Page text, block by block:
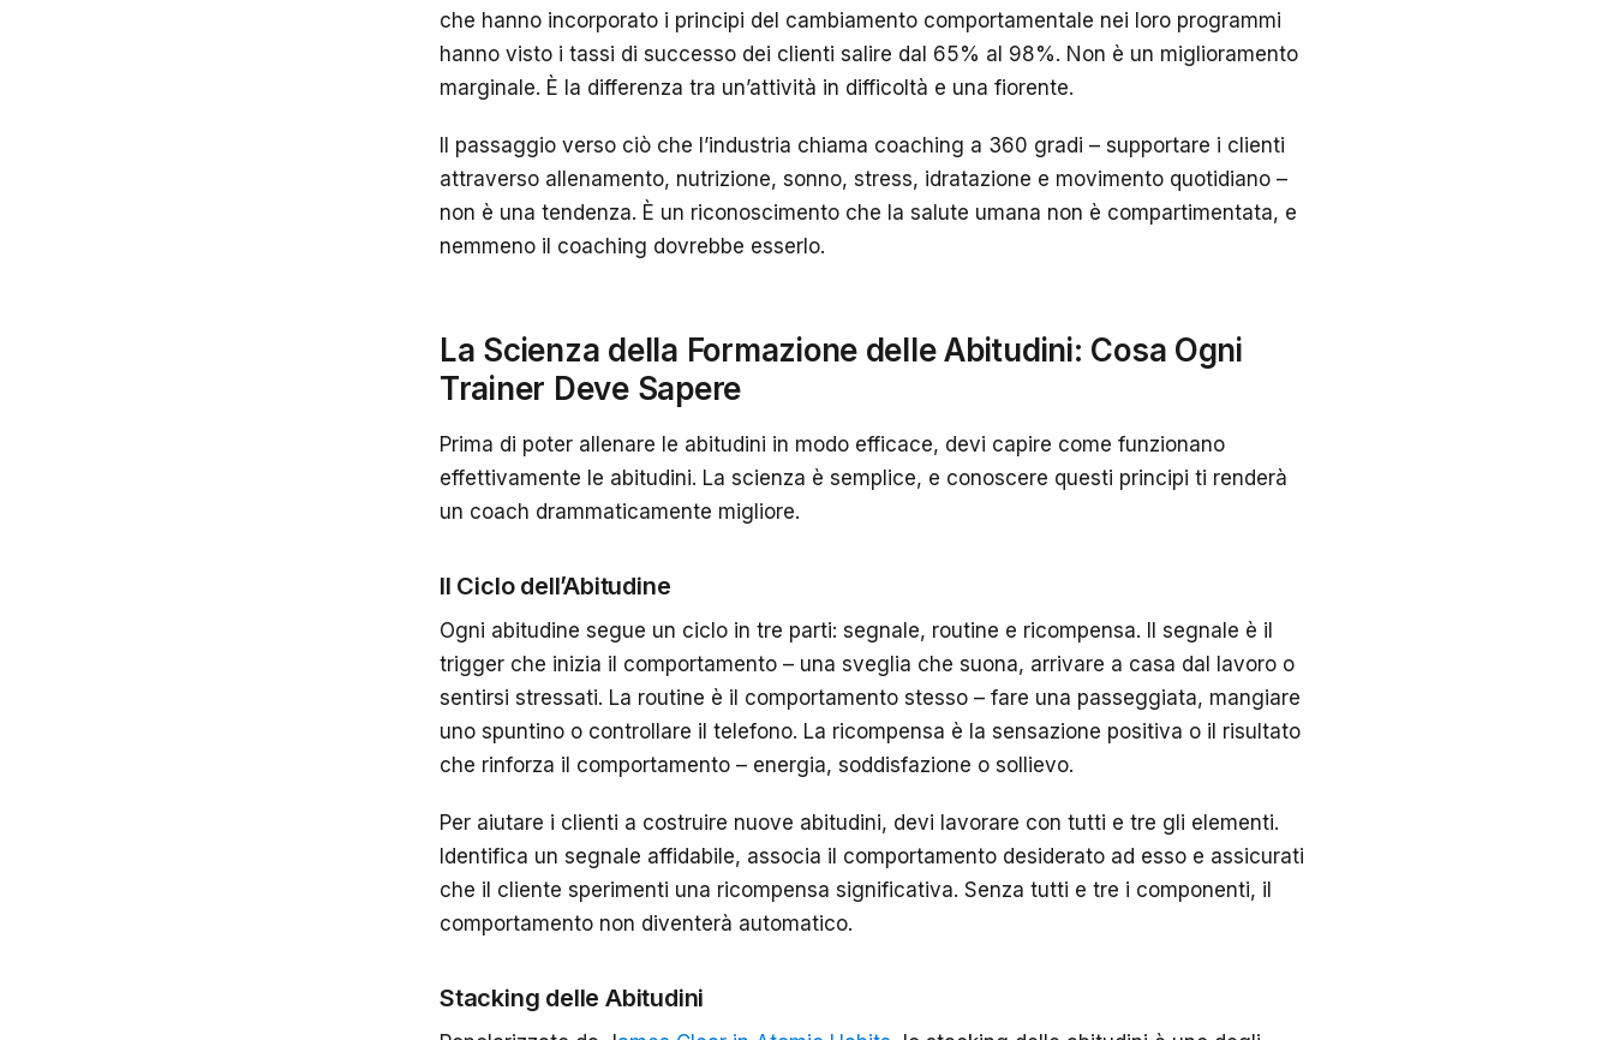
che hanno incorporato i principi del cambiamento comportamentale nei loro programmi
hanno visto i tassi di successo dei clienti salire dal 65% al 98%. Non è un miglioramento
marginale. È la differenza tra un’attività in difficoltà e una fiorente.
Il passaggio verso ciò che l’industria chiama coaching a 360 gradi – supportare i clienti
attraverso allenamento, nutrizione, sonno, stress, idratazione e movimento quotidiano –
non è una tendenza. È un riconoscimento che la salute umana non è compartimentata, e
nemmeno il coaching dovrebbe esserlo.
La Scienza della Formazione delle Abitudini: Cosa Ogni
Trainer Deve Sapere
Prima di poter allenare le abitudini in modo efficace, devi capire come funzionano
effettivamente le abitudini. La scienza è semplice, e conoscere questi principi ti renderà
un coach drammaticamente migliore.
Il Ciclo dell’Abitudine
Ogni abitudine segue un ciclo in tre parti: segnale, routine e ricompensa. Il segnale è il
trigger che inizia il comportamento – una sveglia che suona, arrivare a casa dal lavoro o
sentirsi stressati. La routine è il comportamento stesso – fare una passeggiata, mangiare
uno spuntino o controllare il telefono. La ricompensa è la sensazione positiva o il risultato
che rinforza il comportamento – energia, soddisfazione o sollievo.
Per aiutare i clienti a costruire nuove abitudini, devi lavorare con tutti e tre gli elementi.
Identifica un segnale affidabile, associa il comportamento desiderato ad esso e assicurati
che il cliente sperimenti una ricompensa significativa. Senza tutti e tre i componenti, il
comportamento non diventerà automatico.
Stacking delle Abitudini